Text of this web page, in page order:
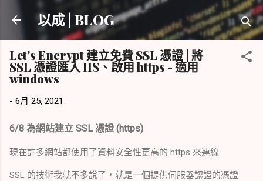
跳到主要內容
以成 | BLOG
Let's Encrypt 建立免費 SSL 憑證 | 將
SSL 憑證匯入 IIS、啟用 https - 適用
windows
- 6月 25, 2021
6/8 為網站建立 SSL 憑證 (https)
現在許多網站都使用了資料安全性更高的 https 來連線
SSL 的技術我就不多說了，就是一個提供伺服器認證的憑證